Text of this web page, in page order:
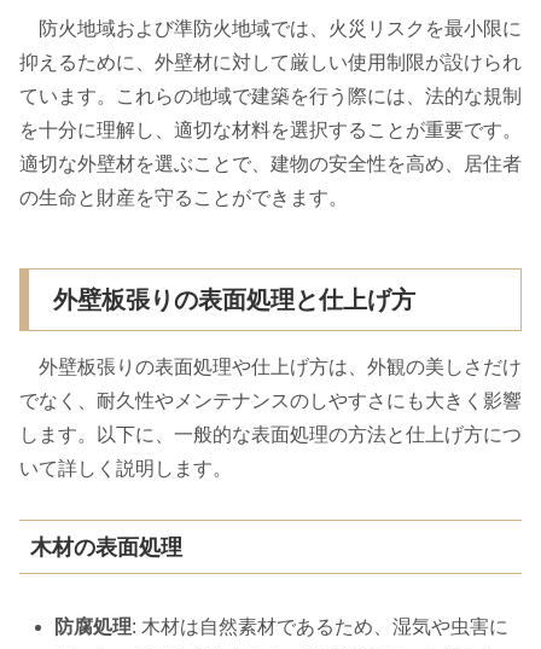
防火地域および準防火地域では、火災リスクを最小限に
抑えるために、外壁材に対して厳しい使用制限が設けられ
ています。これらの地域で建築を行う際には、法的な規制
を十分に理解し、適切な材料を選択することが重要です。
適切な外壁材を選ぶことで、建物の安全性を高め、居住者
の生命と財産を守ることができます。
外壁板張りの表面処理と仕上げ方
外壁板張りの表面処理や仕上げ方は、外観の美しさだけ
でなく、耐久性やメンテナンスのしやすさにも大きく影響
します。以下に、一般的な表面処理の方法と仕上げ方につ
いて詳しく説明します。
木材の表面処理
防腐処理: 木材は自然素材であるため、湿気や虫害に